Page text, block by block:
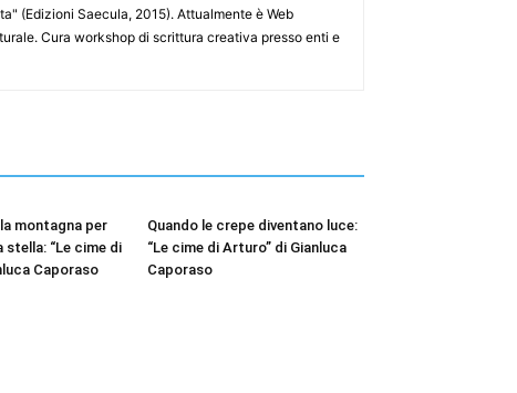
(Edizioni Saecula, 2015). Attualmente è Web
Cura workshop di scrittura creativa presso enti e
montagna per
stella: “Le cime di
Caporaso
Quando le crepe diventano luce:
“Le cime di Arturo” di Gianluca
Caporaso